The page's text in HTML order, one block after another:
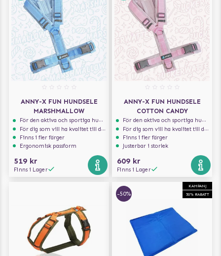
ANNY-X FUN HUNDSELE
MARSHMALLOW
För den aktiva och sportiga hunden
För dig som vill ha kvalitet till din hund!
Finns i fler färger
Ergonomisk passform
519 kr
Finns i Lager
ANNY-X FUN HUNDSELE
COTTON CANDY
För den aktiva och sportiga hunden
För dig som vill ha kvalitet till din hund!
Finns i fler färger
Justerbar i storlek
609 kr
Finns i Lager
KAMPANJ
50% RABATT
-50%